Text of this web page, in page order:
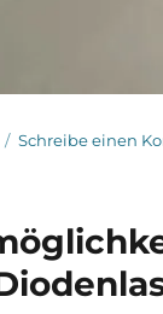
Schreibe einen